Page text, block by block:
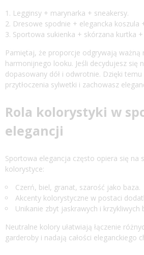
Legginsy + marynarka + sneakersy.
Dresowe spodnie + elegancka koszula
Sportowa sukienka + skórzana kurtka
Pamiętaj, że proporcje odgrywają ważną
harmonijnego looku. Jeśli decydujesz się
dopasowany dół i odwrotnie. Dzięki
przytłoczenia sylwetki i zachowasz
Rola kolorystyki w
elegancji
Sportowa elegancja często opiera się na
kolorystyce:
Czerń, biel, granat, szarość jako baza.
Akcenty kolorystyczne w postaci
Unikanie zbyt jaskrawych i krzykliwych
Neutralne kolory ułatwiają łączenie
garderoby i nadają całości eleganckiego